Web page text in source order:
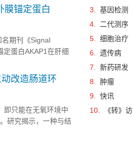
膜锚定蛋白
期刊《Signal
蛋白AKAP1在肝细
改造肠道环
即只能在无氧环境中
研究揭示，一种与结
3.
基因检测
4.
二代测序
5.
细胞治疗
6.
遗传病
7.
新药研发
8.
肿瘤
9.
快讯
10.
《转》访